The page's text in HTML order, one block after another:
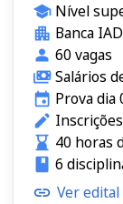
Nível
Banca
60 vagas
Salários
Prova dia
40 horas
6
Ver edital